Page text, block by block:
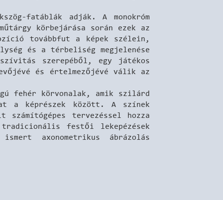
fatáblák adják. A monokróm
körbejárása során ezek az
továbbfut a képek szélein,
és a térbeliség megjelenése
szerepéből, egy játékos
és értelmezőjévé válik az
fehér körvonalak, amik szilárd
a képrészek között. A színek
tervezéssel hozza
festői lekepézések
axonometrikus ábrázolás